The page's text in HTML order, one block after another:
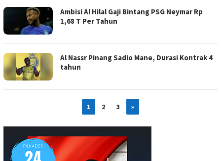
Ambisi Al Hilal Gaji Bintang PSG Neymar Rp
1,68 T Per Tahun
Al Nassr Pinang Sadio Mane, Durasi Kontrak 4
tahun
1 2 3 »